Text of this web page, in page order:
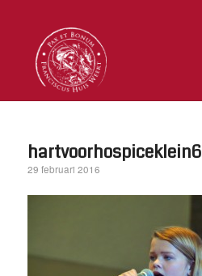
hartvoorhospiceklein6
29 februari 2016